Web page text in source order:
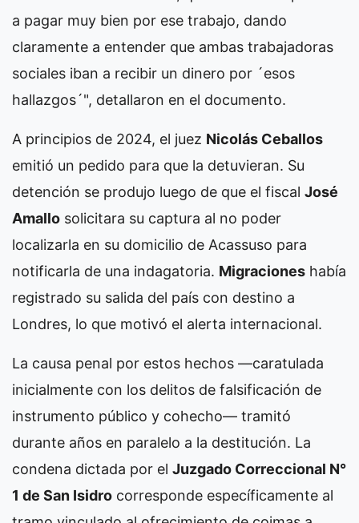
a pagar muy bien por ese trabajo, dando
claramente a entender que ambas trabajadoras
sociales iban a recibir un dinero por ´esos
hallazgos´", detallaron en el documento.
A principios de 2024, el juez Nicolás Ceballos
emitió un pedido para que la detuvieran. Su
detención se produjo luego de que el fiscal José
Amallo solicitara su captura al no poder
localizarla en su domicilio de Acassuso para
notificarla de una indagatoria. Migraciones había
registrado su salida del país con destino a
Londres, lo que motivó el alerta internacional.
La causa penal por estos hechos —caratulada
inicialmente con los delitos de falsificación de
instrumento público y cohecho— tramitó
durante años en paralelo a la destitución. La
condena dictada por el Juzgado Correccional N°
1 de San Isidro corresponde específicamente al